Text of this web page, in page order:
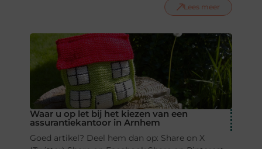
Lees meer
Waar u op let bij het kiezen van een
assurantiekantoor in Arnhem
Goed artikel? Deel hem dan op: Share on X